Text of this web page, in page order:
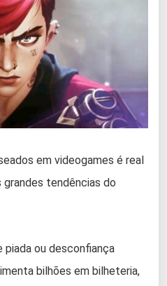
em videogames é real
tendências do
piada ou desconfiança
bilhões em bilheteria,